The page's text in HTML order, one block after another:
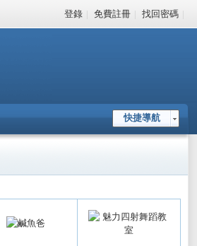
登錄 | 免費註冊 | 找回密碼 |
快捷導航